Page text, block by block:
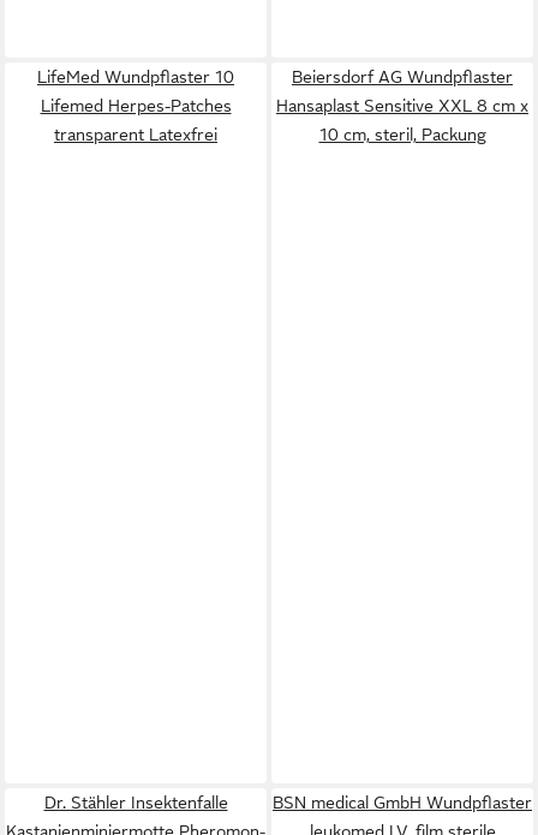
LifeMed Wundpflaster 10
Lifemed Herpes-Patches
transparent Latexfrei
Beiersdorf AG Wundpflaster
Hansaplast Sensitive XXL 8 cm x
10 cm, steril, Packung
Dr. Stähler Insektenfalle
Kastanienminiermotte Pheromon-
BSN medical GmbH Wundpflaster
leukomed I.V. film sterile